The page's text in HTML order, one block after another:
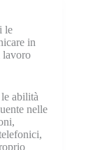
le
in
lavoro
abilità
nelle